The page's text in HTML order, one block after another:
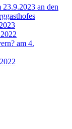
an den
am 4.